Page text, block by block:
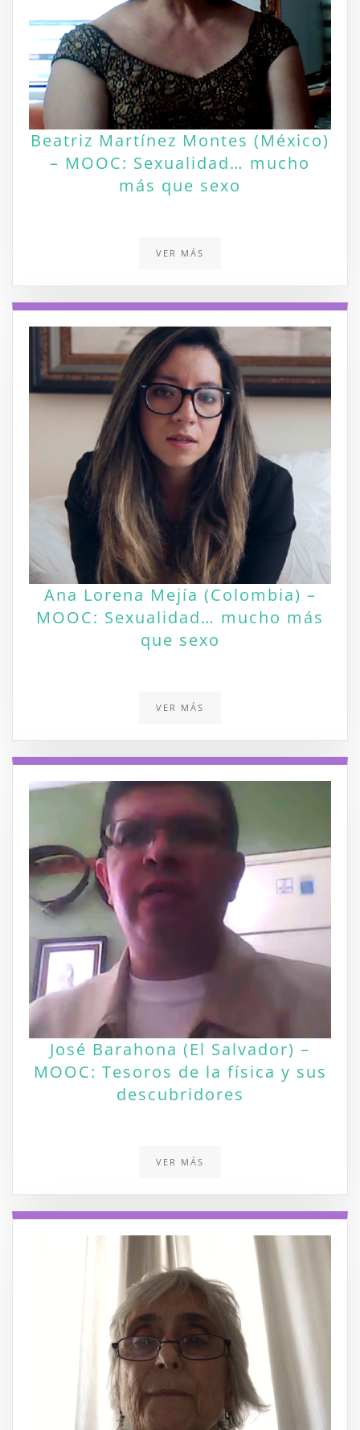
Beatriz Martínez Montes (México)
– MOOC: Sexualidad… mucho
más que sexo
VER MÁS
Ana Lorena Mejía (Colombia) –
MOOC: Sexualidad… mucho más
que sexo
VER MÁS
José Barahona (El Salvador) –
MOOC: Tesoros de la física y sus
descubridores
VER MÁS